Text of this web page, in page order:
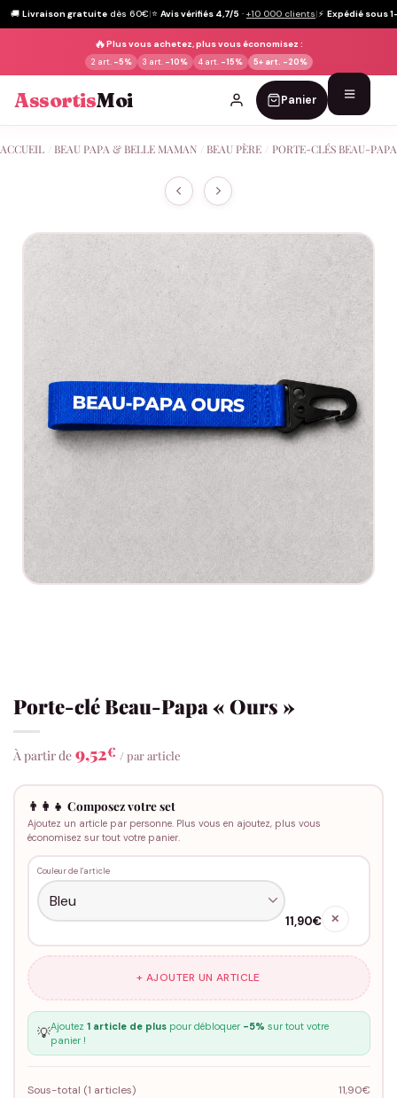
🚚 Livraison gratuite dès 60€|⭐ Avis vérifiés 4,7/5 · +10 000 clients|⚡ Expédié sous
🔥Plus vous achetez, plus vous économisez :
2 art. -5% 3 art. -10% 4 art. -15% 5+ art. -20%
AssortisMoi Panier
au
ACCUEIL BEAU PAPA & BELLE MAMAN BEAU PÈRE PORTE-CLÉS BEAU-PAPA
Porte-clé Beau-Papa « Ours »
À partir de 9,52€ / par article
👨‍👩‍👧 Composez votre set
Ajoutez un article par personne. Plus vous en ajoutez, plus vous
économisez sur tout votre panier.
Couleur de l'article
11,90€ ✕
+ AJOUTER UN ARTICLE
💡Ajoutez 1 article de pluspour débloquer -5% sur tout votre
panier !
Sous-total (1 articles) 11,90€